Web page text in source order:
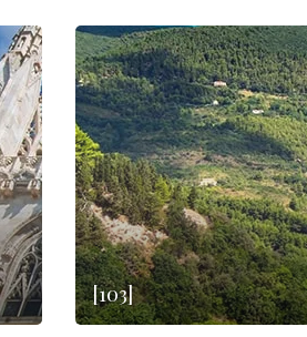
[103]